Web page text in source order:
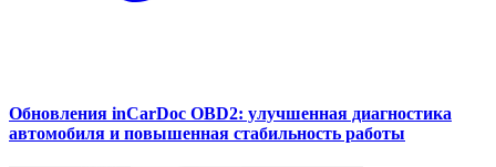
Обновления inCarDoc OBD2: улучшенная диагностика
автомобиля и повышенная стабильность работы